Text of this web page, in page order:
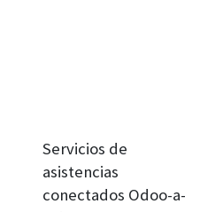
Servicios de
asistencias
conectados Odoo-a-